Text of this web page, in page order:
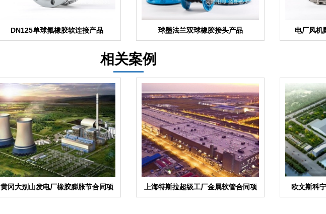
DN125单球氟橡胶软连接产品 球墨法兰双球橡胶接头产品 电厂风机
相关案例
黄冈大别山发电厂橡胶膨胀节合同项
目
上海特斯拉超级工厂金属软管合同项
目
欧文斯科